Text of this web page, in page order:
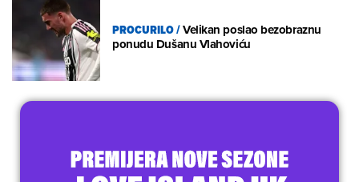
PROCURILO/Velikan poslao bezobraznu
ponudu Dušanu Vlahoviću